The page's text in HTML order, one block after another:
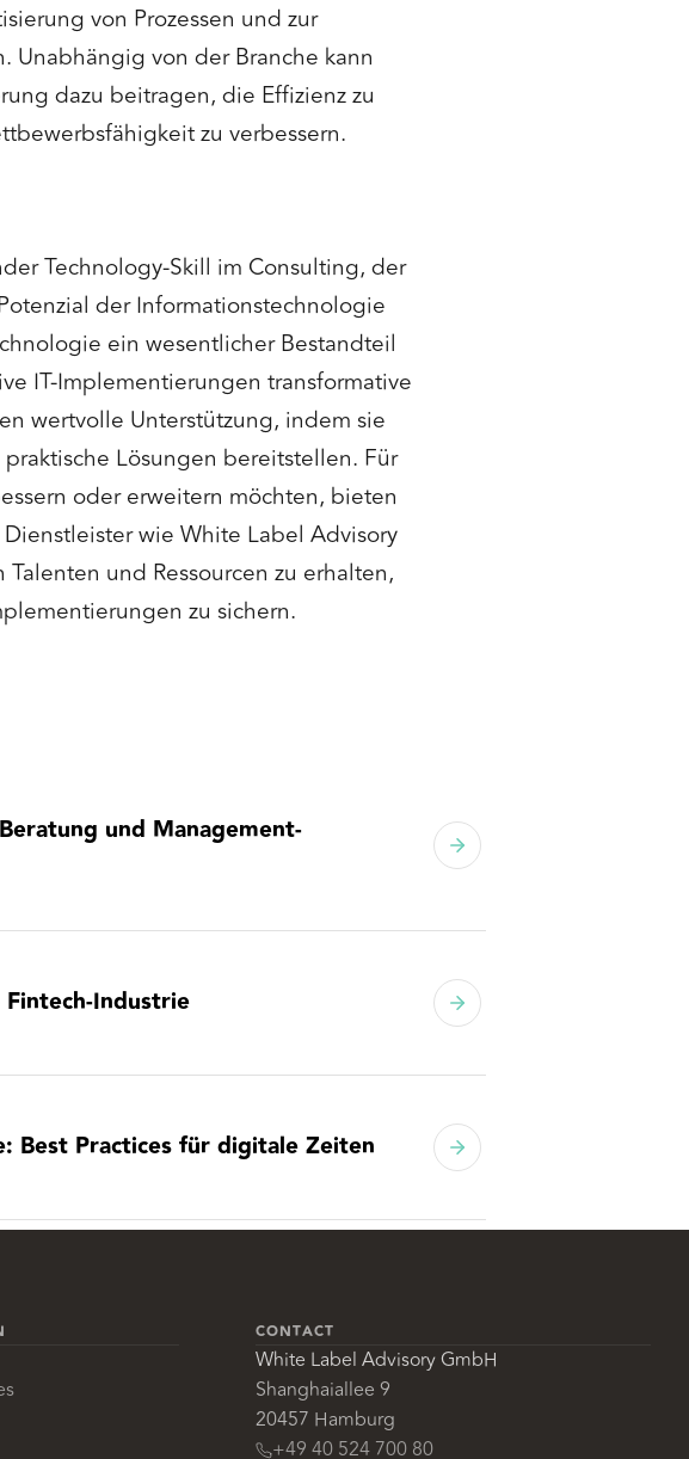
von Prozessen und zur
Unabhängig von der Branche kann
dazu beitragen, die Effizienz zu
zu verbessern.
Technology-Skill im Consulting, der
der Informationstechnologie
ein wesentlicher Bestandteil
IT-Implementierungen transformative
wertvolle Unterstützung, indem sie
Lösungen bereitstellen. Für
oder erweitern möchten, bieten
wie White Label Advisory
und Ressourcen zu erhalten,
zu sichern.
und Management-
Industrie
Best Practices für digitale Zeiten
CONTACT
White Label Advisory GmbH
Shanghaiallee 9
20457 Hamburg
+49 40 524 700 80